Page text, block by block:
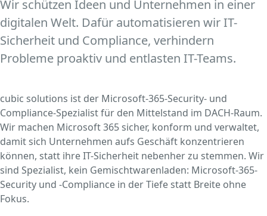
Wir schützen Ideen und Unternehmen in einer
digitalen Welt. Dafür automatisieren wir IT-
Sicherheit und Compliance, verhindern
Probleme proaktiv und entlasten IT-Teams.
cubic solutions ist der Microsoft-365-Security- und
Compliance-Spezialist für den Mittelstand im DACH-Raum.
Wir machen Microsoft 365 sicher, konform und verwaltet,
damit sich Unternehmen aufs Geschäft konzentrieren
können, statt ihre IT-Sicherheit nebenher zu stemmen. Wir
sind Spezialist, kein Gemischtwarenladen: Microsoft-365-
Security und -Compliance in der Tiefe statt Breite ohne
Fokus.